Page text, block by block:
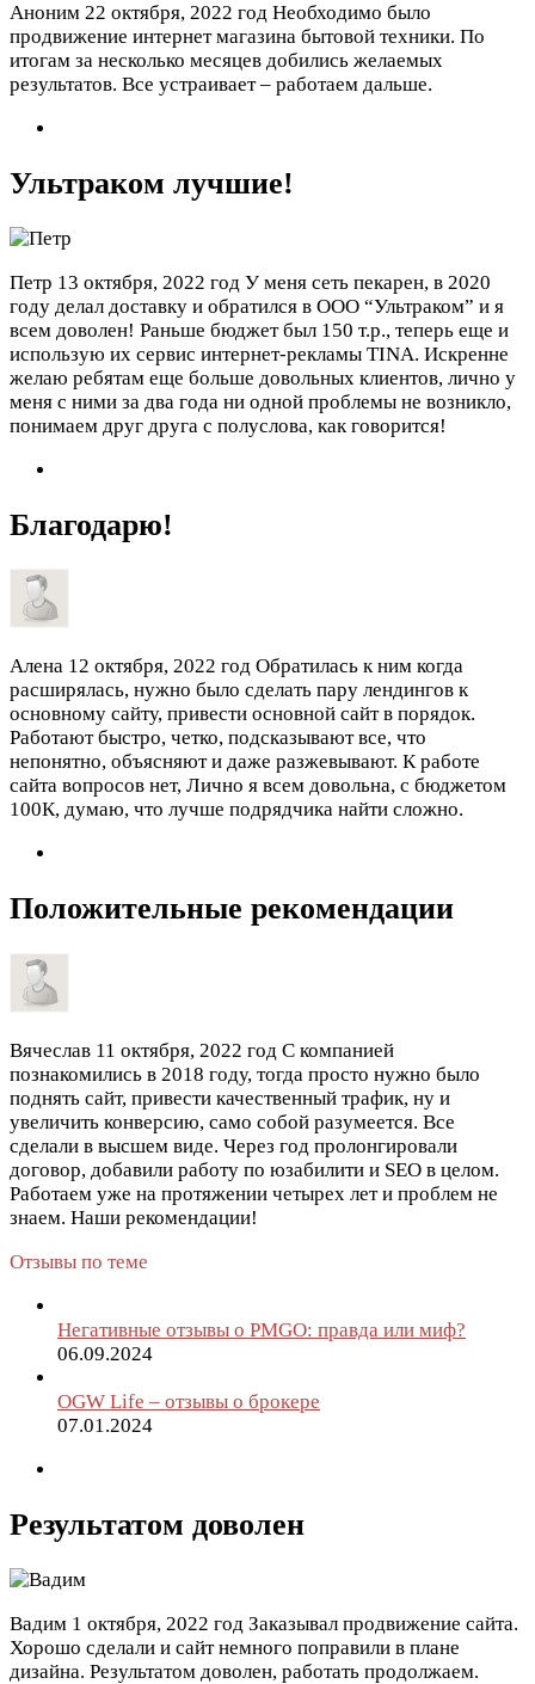
Аноним 22 октября, 2022 год Необходимо было
продвижение интернет магазина бытовой техники. По
итогам за несколько месяцев добились желаемых
результатов. Все устраивает – работаем дальше.
Ультраком лучшие!
Петр 13 октября, 2022 год У меня сеть пекарен, в 2020
году делал доставку и обратился в ООО “Ультраком” и я
всем доволен! Раньше бюджет был 150 т.р., теперь еще и
использую их сервис интернет-рекламы TINA. Искренне
желаю ребятам еще больше довольных клиентов, лично у
меня с ними за два года ни одной проблемы не возникло,
понимаем друг друга с полуслова, как говорится!
Благодарю!
Алена 12 октября, 2022 год Обратилась к ним когда
расширялась, нужно было сделать пару лендингов к
основному сайту, привести основной сайт в порядок.
Работают быстро, четко, подсказывают все, что
непонятно, объясняют и даже разжевывают. К работе
сайта вопросов нет, Лично я всем довольна, с бюджетом
100К, думаю, что лучше подрядчика найти сложно.
Положительные рекомендации
Вячеслав 11 октября, 2022 год С компанией
познакомились в 2018 году, тогда просто нужно было
поднять сайт, привести качественный трафик, ну и
увеличить конверсию, само собой разумеется. Все
сделали в высшем виде. Через год пролонгировали
договор, добавили работу по юзабилити и SEO в целом.
Работаем уже на протяжении четырех лет и проблем не
знаем. Наши рекомендации!
Отзывы по теме
Негативные отзывы о PMGO: правда или миф?
06.09.2024
OGW Life – отзывы о брокере
07.01.2024
Результатом доволен
Вадим 1 октября, 2022 год Заказывал продвижение сайта.
Хорошо сделали и сайт немного поправили в плане
дизайна. Результатом доволен, работать продолжаем.